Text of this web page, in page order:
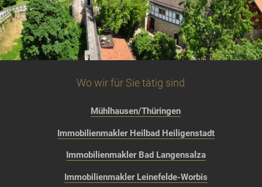
Wo wir für Sie tätig sind
Mühlhausen/Thüringen
Immobilienmakler Heilbad Heiligenstadt
Immobilienmakler Bad Langensalza
Immobilienmakler Leinefelde-Worbis